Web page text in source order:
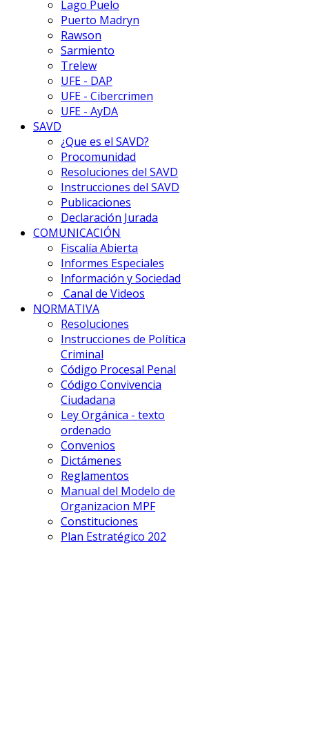
Lago Puelo
Puerto Madryn
Rawson
Sarmiento
Trelew
UFE - DAP
UFE - Cibercrimen
UFE - AyDA
SAVD
¿Que es el SAVD?
Procomunidad
Resoluciones del SAVD
Instrucciones del SAVD
Publicaciones
Declaración Jurada
COMUNICACIÓN
Fiscalía Abierta
Informes Especiales
Información y Sociedad
Canal de Videos
NORMATIVA
Resoluciones
Instrucciones de Política
Criminal
Código Procesal Penal
Código Convivencia
Ciudadana
Ley Orgánica - texto
ordenado
Convenios
Dictámenes
Reglamentos
Manual del Modelo de
Organizacion MPF
Constituciones
Plan Estratégico 202